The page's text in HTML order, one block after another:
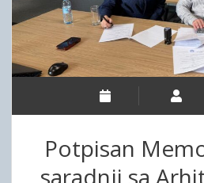
i
h
C
e
UPRAVNI
NADZORNI
STRUČNA
ORGANIZACIJA SLIJEPIH
ORGANIZACIJA SLIJEPIH ZA
ROŽAJE
ORGANIZACIJA SLIJEPIH ZA
ORGANIZACIJA SLIJEPIH ZA
ORGANIZACIJA SLIJEPIH ZA
ZVUČNA
KONTAKT
Potpisan
saradnji sa